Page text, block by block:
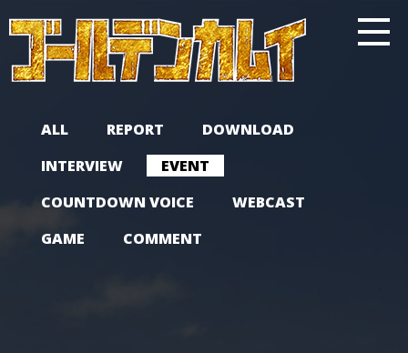
ALL REPORT
DOWNLOAD
INTERVIEW
EVENT
COUNTDOWN VOICE
WEBCAST
GAME
COMMENT